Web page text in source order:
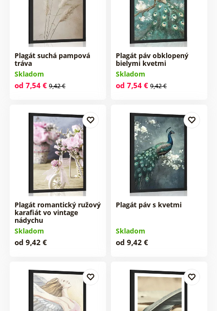
Plagát suchá pampová
tráva
Skladom
od 7,54 € 9,42 €
Plagát páv obklopený
bielymi kvetmi
Skladom
od 7,54 € 9,42 €
Plagát romantický ružový
karafiát vo vintage
nádychu
Skladom
od 9,42 €
Plagát páv s kvetmi
Skladom
od 9,42 €